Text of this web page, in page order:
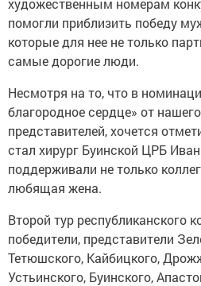
художественным номерам
помогли приблизить победу
которые для нее не только
самые дорогие люди.
Несмотря на то, что в
благородное сердце» от
представителей, хочется
стал хирург Буинской ЦРБ
поддерживали не только
любящая жена.
Второй тур республиканского
победители, представители
Тетюшского, Кайбицкого,
Устьинского, Буинского,